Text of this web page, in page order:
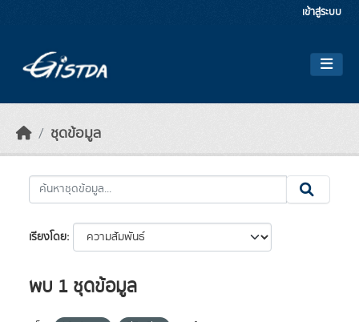
เข้าสู่ระบบ
ชุดข้อมูล
เรียงโดย
พบ 1 ชุดข้อมูล